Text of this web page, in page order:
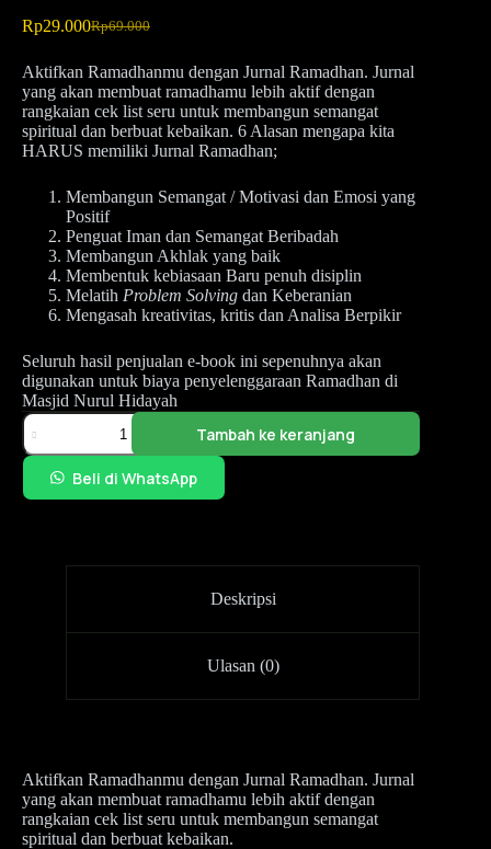
Rp69.000
Rp29.000
Aktifkan Ramadhanmu dengan Jurnal Ramadhan. Jurnal
yang akan membuat ramadhamu lebih aktif dengan
rangkaian cek list seru untuk membangun semangat
spiritual dan berbuat kebaikan. 6 Alasan mengapa kita
HARUS memiliki Jurnal Ramadhan;
Membangun Semangat / Motivasi dan Emosi yang
Positif
Penguat Iman dan Semangat Beribadah
Membangun Akhlak yang baik
Membentuk kebiasaan Baru penuh disiplin
Melatih Problem Solving dan Keberanian
Mengasah kreativitas, kritis dan Analisa Berpikir
Seluruh hasil penjualan e-book ini sepenuhnya akan
digunakan untuk biaya penyelenggaraan Ramadhan di
Masjid Nurul Hidayah
Tambah ke keranjang
Beli di WhatsApp
Deskripsi
Ulasan (0)
Aktifkan Ramadhanmu dengan Jurnal Ramadhan. Jurnal
yang akan membuat ramadhamu lebih aktif dengan
rangkaian cek list seru untuk membangun semangat
spiritual dan berbuat kebaikan.